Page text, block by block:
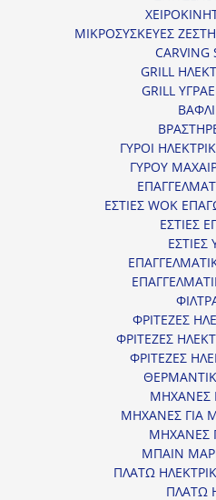
ΜΙΚΡΟΣΥΣΚΕΥΕΣ
CARVING
GRILL
GRILL
ΓΥΡΟΙ
ΓΥΡΟΥ
ΕΣΤΙΕΣ WOK
ΕΣΤΙΕΣ
ΕΣΤΙΕΣ
ΦΡΙΤΕΖΕΣ
ΦΡΙΤΕΖΕΣ
ΦΡΙΤΕΖΕΣ
ΜΗΧΑΝΕΣ
ΜΗΧΑΝΕΣ ΓΙΑ
ΜΗΧΑΝΕΣ
ΜΠΑΙΝ
ΠΛΑΤΩ
ΠΛΑΤΩ